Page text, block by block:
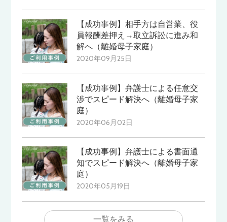
【成功事例】相手方は自営業、役
員報酬差押え→取立訴訟に進み和
解へ（離婚母子家庭）
2020年09月25日
【成功事例】弁護士による任意交
渉でスピード解決へ（離婚母子家
庭）
2020年06月02日
【成功事例】弁護士による書面通
知でスピード解決へ（離婚母子家
庭）
2020年05月19日
一覧をみる